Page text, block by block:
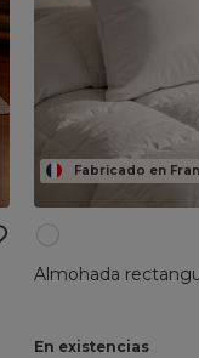
Fabricado en
Almohada
En existencias